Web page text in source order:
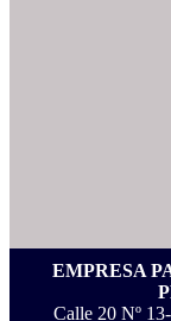
EMPRESA
Calle 20 Nº